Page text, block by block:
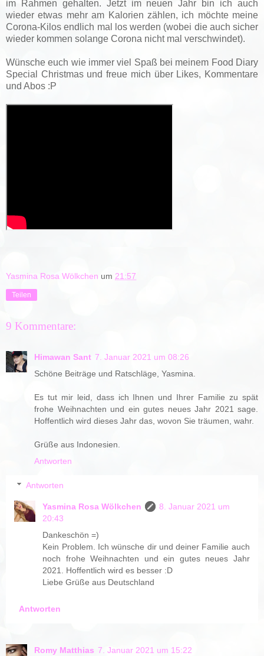
im Rahmen gehalten. Jetzt im neuen Jahr bin ich auch
wieder etwas mehr am Kalorien zählen, ich möchte meine
Corona-Kilos endlich mal los werden (wobei die auch sicher
wieder kommen solange Corona nicht mal verschwindet).
Wünsche euch wie immer viel Spaß bei meinem Food Diary
Special Christmas und freue mich über Likes, Kommentare
und Abos :P
Yasmina Rosa Wölkchen um 21:57
Teilen
9 Kommentare:
Himawan Sant 7. Januar 2021 um 08:26
Schöne Beiträge und Ratschläge, Yasmina.
Es tut mir leid, dass ich Ihnen und Ihrer Familie zu spät
frohe Weihnachten und ein gutes neues Jahr 2021 sage.
Hoffentlich wird dieses Jahr das, wovon Sie träumen, wahr.
Grüße aus Indonesien.
Antworten
Antworten
Yasmina Rosa Wölkchen
8. Januar 2021 um
20:43
Dankeschön =)
Kein Problem. Ich wünsche dir und deiner Familie auch
noch frohe Weihnachten und ein gutes neues Jahr
2021. Hoffentlich wird es besser :D
Liebe Grüße aus Deutschland
Antworten
Romy Matthias 7. Januar 2021 um 15:22